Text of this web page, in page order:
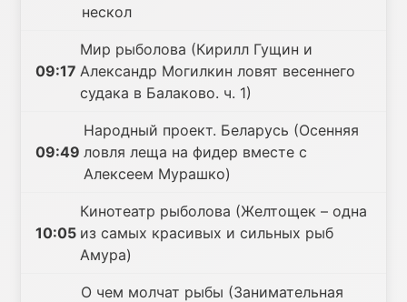
нескол
09:17
Мир рыболова (Кирилл Гущин и
Александр Могилкин ловят весеннего
судака в Балаково. ч. 1)
09:49
Народный проект. Беларусь (Осенняя
ловля леща на фидер вместе с
Алексеем Мурашко)
10:05
Кинотеатр рыболова (Желтощек – одна
из самых красивых и сильных рыб
Амура)
О чем молчат рыбы (Занимательная